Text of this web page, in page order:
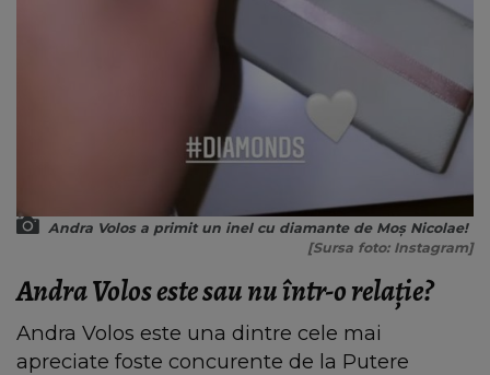
Andra Volos a primit un inel cu diamante de Moș Nicolae!
[Sursa foto: Instagram]
Andra Volos este sau nu într-o relație?
Andra Volos este una dintre cele mai
apreciate foste concurente de la Putere